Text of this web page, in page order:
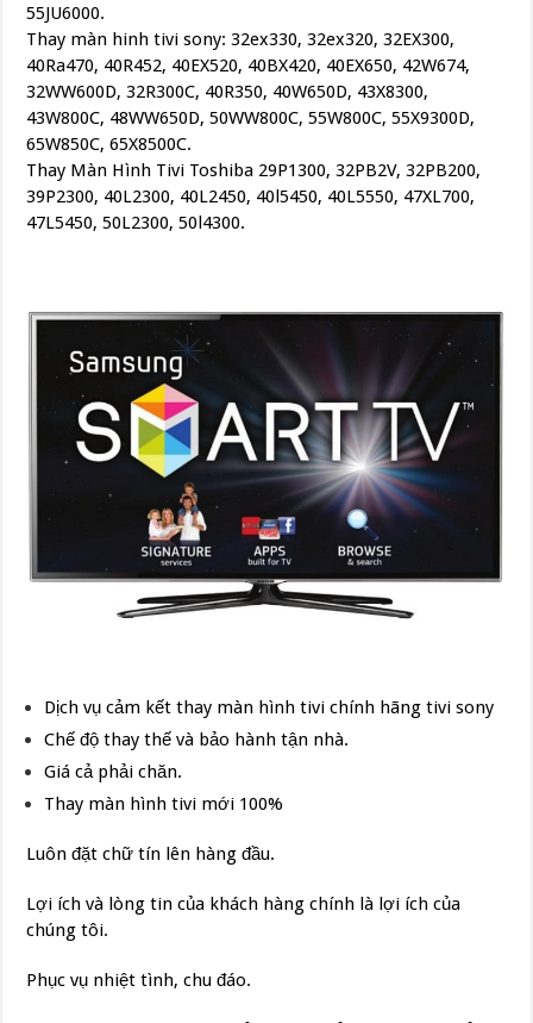
55JU6000.
Thay màn hinh tivi sony: 32ex330, 32ex320, 32EX300,
40Ra470, 40R452, 40EX520, 40BX420, 40EX650, 42W674,
32WW600D, 32R300C, 40R350, 40W650D, 43X8300,
43W800C, 48WW650D, 50WW800C, 55W800C, 55X9300D,
65W850C, 65X8500C.
Thay Màn Hình Tivi Toshiba 29P1300, 32PB2V, 32PB200,
39P2300, 40L2300, 40L2450, 40l5450, 40L5550, 47XL700,
47L5450, 50L2300, 50l4300.
Dịch vụ cảm kết thay màn hình tivi chính hãng tivi sony
Chế độ thay thế và bảo hành tận nhà.
Giá cả phải chăn.
Thay màn hình tivi mới 100%
Luôn đặt chữ tín lên hàng đầu.
Lợi ích và lòng tin của khách hàng chính là lợi ích của
chúng tôi.
Phục vụ nhiệt tình, chu đáo.